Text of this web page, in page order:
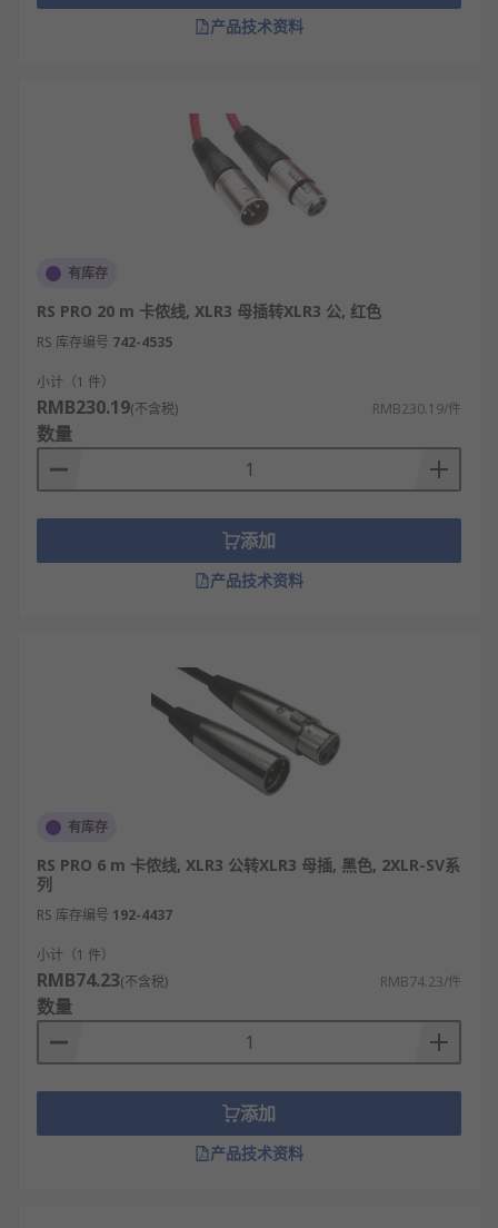
产品技术资料
有库存
RS PRO 20 m 卡侬线, XLR3 母插转XLR3 公, 红色
RS 库存编号 742-4535
小计（1 件）
RMB230.19(不含税) RMB230.19/件
数量
添加
产品技术资料
有库存
RS PRO 6 m 卡侬线, XLR3 公转XLR3 母插, 黑色, 2XLR-SV系
列
RS 库存编号 192-4437
小计（1 件）
RMB74.23(不含税) RMB74.23/件
数量
添加
产品技术资料